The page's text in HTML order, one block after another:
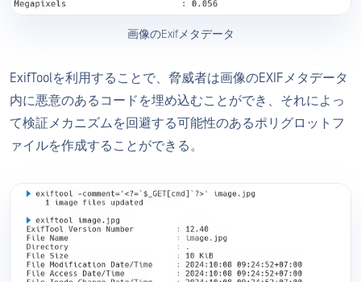
画像のExifメタデータ
ExifToolを利用することで、脅威者は画像のEXIFメタデータ
内に悪意のあるコードを埋め込むことができ、それによっ
て検証メカニズムを回避する可能性のあるポリグロットフ
ァイルを作成することができる。